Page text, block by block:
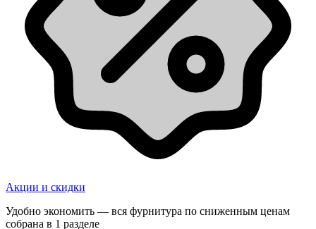
Акции и скидки
Удобно экономить — вся фурнитура по сниженным ценам
собрана в 1 разделе